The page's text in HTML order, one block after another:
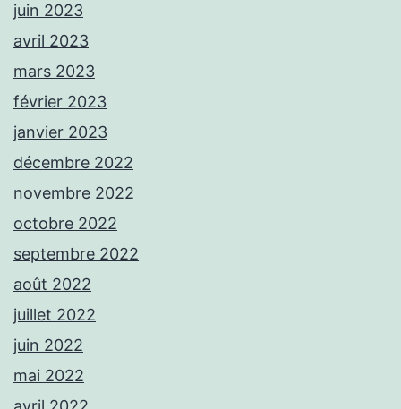
juin 2023
avril 2023
mars 2023
février 2023
janvier 2023
décembre 2022
novembre 2022
octobre 2022
septembre 2022
août 2022
juillet 2022
juin 2022
mai 2022